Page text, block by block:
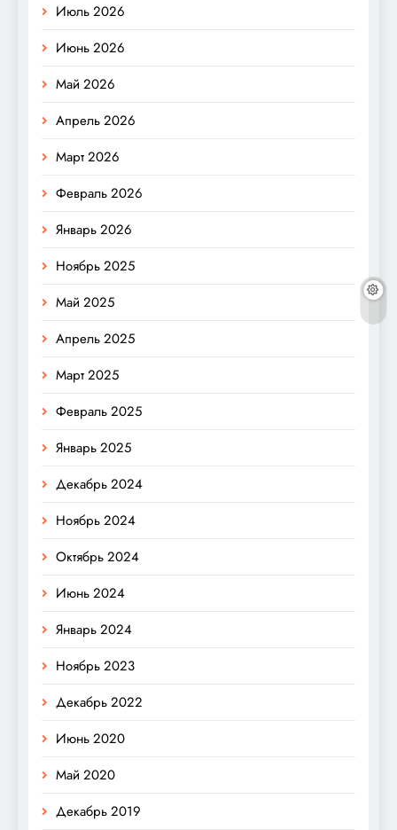
Июль 2026
Июнь 2026
Май 2026
Апрель 2026
Март 2026
Февраль 2026
Январь 2026
Ноябрь 2025
Май 2025
Апрель 2025
Март 2025
Февраль 2025
Январь 2025
Декабрь 2024
Ноябрь 2024
Октябрь 2024
Июнь 2024
Январь 2024
Ноябрь 2023
Декабрь 2022
Июнь 2020
Май 2020
Декабрь 2019